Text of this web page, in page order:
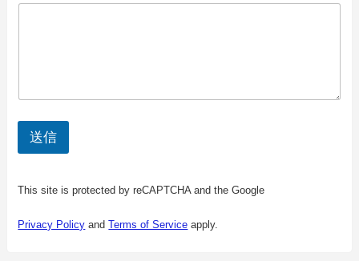
送信
This site is protected by reCAPTCHA and the Google
Privacy Policy andTerms of Service apply.